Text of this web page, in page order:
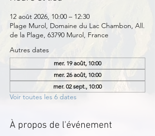
12 août 2026, 10:00 – 12:30
Plage Murol, Domaine du Lac Chambon, All.
de la Plage, 63790 Murol, France
Autres dates
mer. 19 août, 10:00
mer. 26 août, 10:00
mer. 02 sept., 10:00
Voir toutes les 6 dates
À propos de l'événement